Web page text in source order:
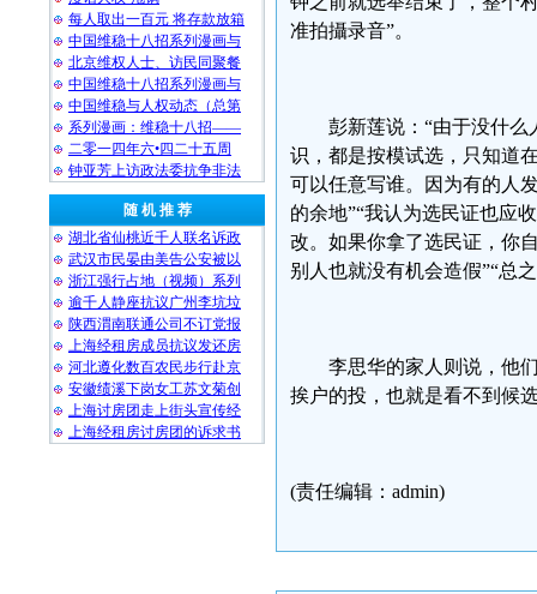
每人取出一百元 将存款放箱
中国维稳十八招系列漫画与
北京维权人士、访民同聚餐
中国维稳十八招系列漫画与
中国维稳与人权动态（总第
系列漫画：维稳十八招——
二零一四年六•四二十五周
钟亚芳上访政法委抗争非法
随 机 推 荐
湖北省仙桃近千人联名诉政
武汉市民晏由美告公安被以
浙江强行占地（视频）系列
逾千人静座抗议广州李坑垃
陕西渭南联通公司不订党报
上海经租房成员抗议发还房
河北遵化数百农民步行赴京
安徽绩溪下岗女工苏文菊创
上海讨房团走上街头宣传经
上海经租房讨房团的诉求书
准拍攝录音”。
彭新莲说：“由于没什
识，都是按模试选，只知道
可以任意写谁。因为有的人
的余地”“我认为选民证也应
改。如果你拿了选民证，你
别人也就没有机会造假”“总
李思华的家人则说，他
挨户的投，也就是看不到候
(责任编辑：admin)